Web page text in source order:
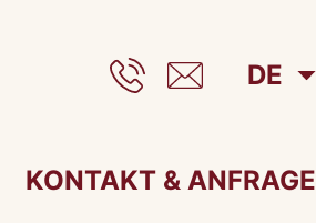
DE
KONTAKT & ANFRAGE